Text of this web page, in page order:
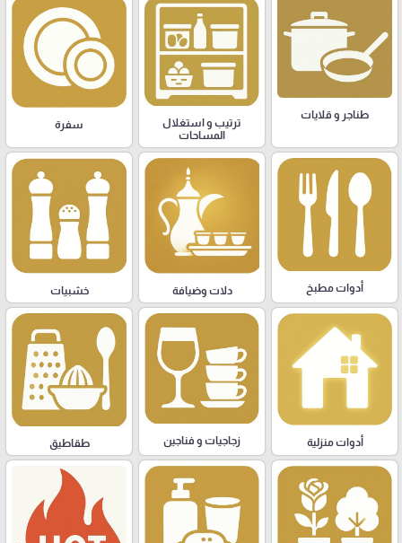
طناجر و قلايات
ترتيب و استغلال
المساحات
سفرة
أدوات مطبخ دلات وضيافة خشبيات
أدوات منزلية زجاجيات و فناجين طقاطيق